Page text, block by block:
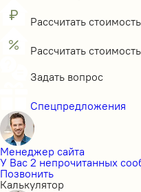
Рассчитать
Рассчитать
Задать вопрос
Спецпредложения
Менеджер сайта
У Вас 2 непрочитанных
Позвонить
Калькулятор